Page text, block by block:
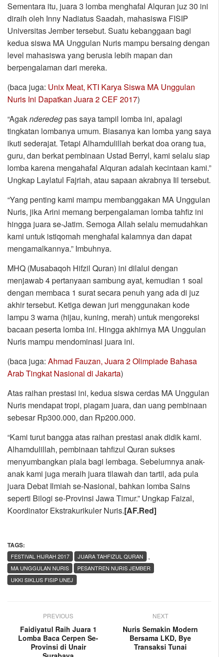
Sementara itu, juara 3 lomba menghafal Alquran juz 30 ini
diraih oleh Inny Nadiatus Saadah, mahasiswa FISIP
Universitas Jember tersebut. Suatu kebanggaan bagi
kedua siswa MA Unggulan Nuris mampu bersaing dengan
level mahasiswa yang berusia lebih mapan dan
berpengalaman dari mereka.
(baca juga: Unix Meat, KTI Karya Siswa MA Unggulan
Nuris Ini Dapatkan Juara 2 CEF 2017)
“Agaknderedegpas saya tampil lomba ini, apalagi
tingkatan lombanya umum. Biasanya kan lomba yang saya
ikuti sederajat. Tetapi Alhamdulillah berkat doa orang tua,
guru, dan berkat pembinaan Ustad Berryl, kami selalu siap
lomba karena mengahafal Alquran adalah kecintaan kami.”
Ungkap Laylatul Fajriah, atau sapaan akrabnya Iil tersebut.
“Yang penting kami mampu membanggakan MA Unggulan
Nuris, jika Arini memang berpengalaman lomba tahfiz ini
hingga juara se-Jatim. Semoga Allah selalu memudahkan
kami untuk istiqomah menghafal kalamnya dan dapat
mengamalkannya.” Imbuhnya.
MHQ (Musabaqoh Hifzil Quran) ini dilalui dengan
menjawab 4 pertanyaan sambung ayat, kemudian 1 soal
dengan membaca 1 surat secara penuh yang ada di juz
akhir tersebut. Ketiga dewan juri menggunakan kode
lampu 3 warna (hijau, kuning, merah) untuk mengoreksi
bacaan peserta lomba ini. Hingga akhirnya MA Unggulan
Nuris mampu mendominasi juara ini.
(baca juga: Ahmad Fauzan, Juara 2 Olimpiade Bahasa
Arab Tingkat Nasional di Jakarta)
Atas raihan prestasi ini, kedua siswa cerdas MA Unggulan
Nuris mendapat tropi, piagam juara, dan uang pembinaan
sebesar Rp300.000, dan Rp200.000.
“Kami turut bangga atas raihan prestasi anak didik kami.
Alhamdulillah, pembinaan tahfizul Quran sukses
menyumbangkan piala bagi lembaga. Sebelumnya anak-
anak kami juga meraih juara tilawah dan tartil, ada pula
juara Debat Ilmiah se-Nasional, bahkan lomba Sains
seperti Bilogi se-Provinsi Jawa Timur.” Ungkap Faizal,
Koordinator Ekstrakurikuler Nuris.[AF.Red]
TAGS:
,
FESTIVAL HIJRAH 2017
JUARA TAHFIZUL QURAN
MA UNGGULAN NURIS
PESANTREN NURIS JEMBER
UKKI SIKLUS FISIP UNEJ
PREVIOUS
Faidiyatul Raih Juara 1
Lomba Baca Cerpen Se-
Provinsi di Unair
NEXT
Nuris Semakin Modern
Bersama LKD, Bye
Transaksi Tunai